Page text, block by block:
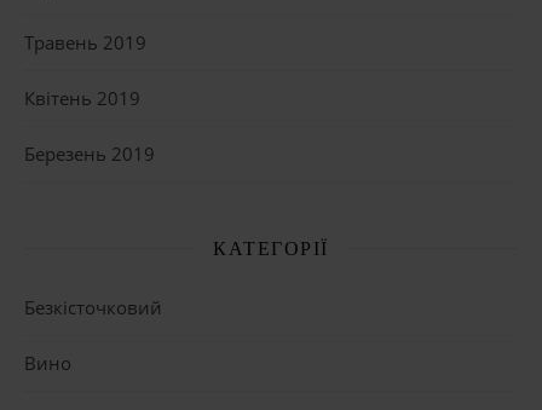
Травень 2019
Квітень 2019
Березень 2019
КАТЕГОРІЇ
Безкісточковий
Вино